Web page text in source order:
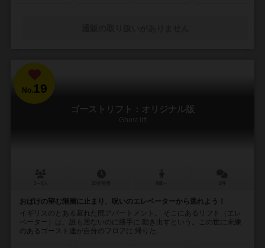
No.19
ゴーストリフト：オリジナル版
Ghost lift
おばけの望む階層に止まり、呪いのエレベーターから逃れよう！
イギリスのとある寂れた廃アパートメント。 そこにあるリフト（エレ
ベーター）は、誰も居ないのに勝手に 動き出すという。この世に未練
のあるゴースト達が自分のフロアに 帰りた...